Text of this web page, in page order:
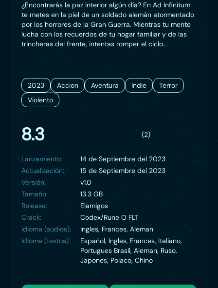
¿Encontrarás la paz interior algún día? En Ad Infinitum
te metes en la piel de un soldado alemán atormentado
por los horrores de la Gran Guerra. Mientras tu mente
lucha con los recuerdos de tu hogar familiar y de las
trincheras del frente, intentas romper el ciclo
interminable de sufrimiento.
2023 Accion Aventura Indie
Terror
Violento
8.3 (2)
Lanzamiento:
14 de Septiembre del 2023
Actualización:
15 de Septiembre del 2023
Versión:
v1.0
Tamaño:
13.3 GB
Release:
Elamigos
Crack:
Codex/Rune O FLT
Idioma (audios):
Ingles, Frances, Aleman
Idioma (textos):
Español, Ingles, Frances, Italiano,
Portugues Brasil, Aleman, Ruso,
Japones, Polaco, Chino